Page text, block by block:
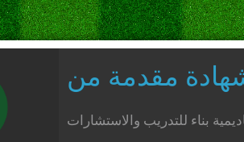
مقدمة من
بناء للتدريب والاستشارات